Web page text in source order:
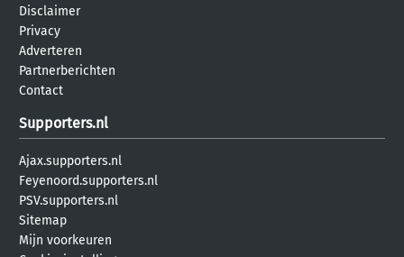
Disclaimer
Privacy
Adverteren
Partnerberichten
Contact
Supporters.nl
Ajax.supporters.nl
Feyenoord.supporters.nl
PSV.supporters.nl
Sitemap
Mijn voorkeuren